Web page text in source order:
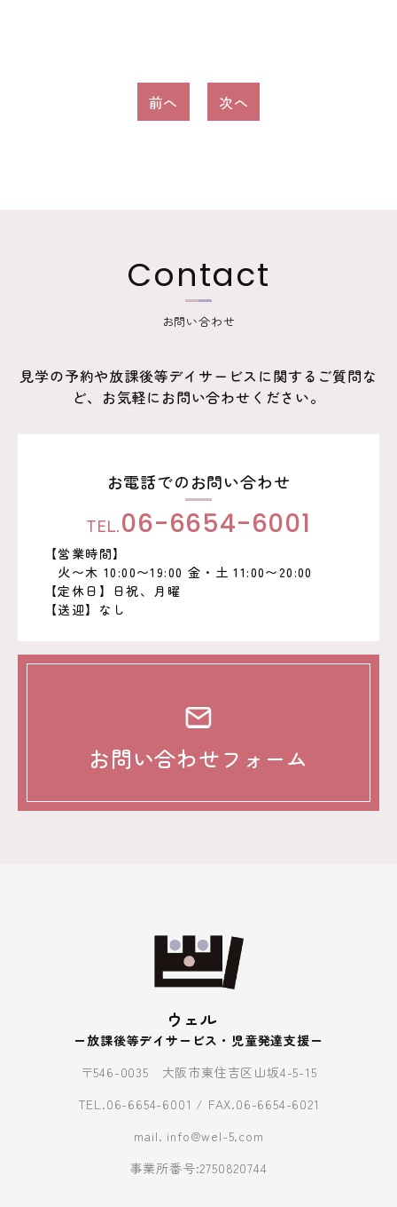
前へ 次へ
Contact
お問い合わせ
見学の予約や放課後等デイサービスに関するご質問な
ど、お気軽にお問い合わせください。
お電話でのお問い合わせ
TEL.06-6654-6001
【営業時間】
火〜木 10:00〜19:00 金・土 11:00〜20:00
【定休日】日祝、月曜
【送迎】なし
お問い合わせフォーム
ウェル
ー放課後等デイサービス・児童発達支援ー
〒546-0035 大阪市東住吉区山坂4-5-15
TEL.06-6654-6001 / FAX.06-6654-6021
mail. info@wel-5.com
事業所番号:2750820744